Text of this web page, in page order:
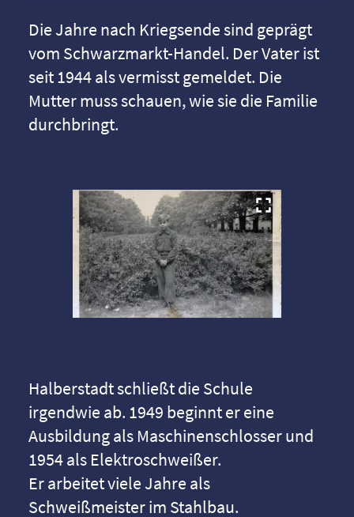
Die Jahre nach Kriegsende sind geprägt
vom Schwarzmarkt-Handel. Der Vater ist
seit 1944 als vermisst gemeldet. Die
Mutter muss schauen, wie sie die Familie
durchbringt.
Halberstadt schließt die Schule
irgendwie ab. 1949 beginnt er eine
Ausbildung als Maschinenschlosser und
1954 als Elektroschweißer.
Er arbeitet viele Jahre als
Schweißmeister im Stahlbau.